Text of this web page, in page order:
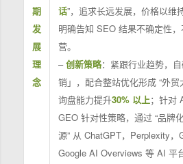
期
发
展
理
念
话”，追求长远发展，价格以维
明确告知 SEO 结果不确定性
营。
–创新策略：紧跟行业趋势，
销」，配合整站优化形成 “外
询盘能力提升30% 以上；针对
GEO 针对性策略，通过 “品牌
源” 从 ChatGPT，Perplexity，
Google AI Overviews 等 AI 平